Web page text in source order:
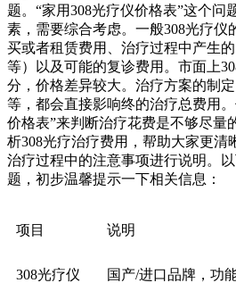
题。“家用308光疗仪价格表”这个问
素，需要综合考虑。一般308光疗仪
买或者租赁费用、治疗过程中产生
等）以及可能的复诊费用。市面上
分，价格差异较大。治疗方案的制
等，都会直接影响终的治疗总费用
价格表”来判断治疗花费是不够尽量
析308光疗治疗费用，帮助大家更清
治疗过程中的注意事项进行说明。
题，初步温馨提示一下相关信息：
项目 说明
308光疗仪
国产/进口品牌，功